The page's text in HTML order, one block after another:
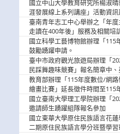
國立中山大學教育研究所楊淑
涯發展線上系列講座」活動資
臺南青年志工中心舉辦之「年
走讀在400年後」服務及相關培
國立科學工藝博物館辦理「115
鼓勵踴躍申請。
臺中市政府觀光旅遊局辦理「
民踩舞趣味競賽」報名簡章中
躍報名參加。
教育部辦理「115年度數位/網
繪畫比賽」延長徵件時間至115
金優渥，鼓勵學生踴躍參。
國立臺南大學理工學院辦理「
邀請師生踴躍組隊報名參加
國立東華大學原住民族語言花
二期原住民族語言學分班暨學